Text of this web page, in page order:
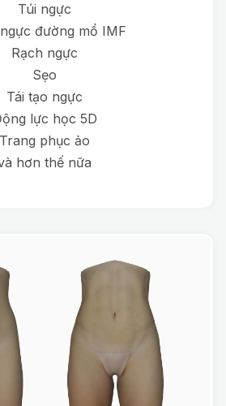
Túi ngực
đường mổ IMF
Rạch ngực
Sẹo
Tái tạo ngực
lực học 5D
Trang phục ảo
hơn thế nữa